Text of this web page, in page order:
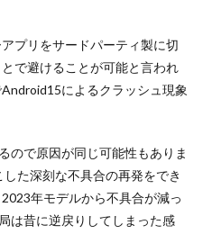
プリをサードパーティ製に切
で避けることが可能と言われ
によるクラッシュ現象
ので原因が同じ可能性もありま
た深刻な不具合の再発をでき
年モデルから不具合が減っ
は昔に逆戻りしてしまった感